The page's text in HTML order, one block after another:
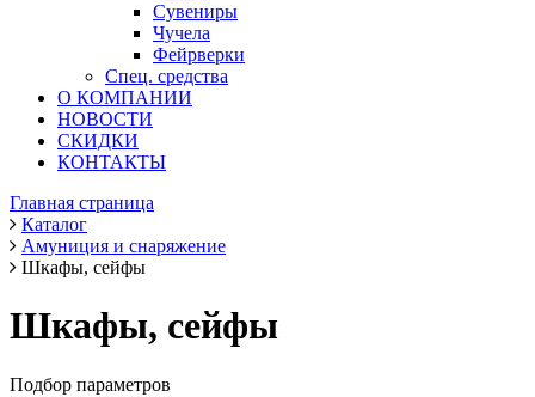
Сувениры
Чучела
Фейрверки
Спец. средства
О КОМПАНИИ
НОВОСТИ
СКИДКИ
КОНТАКТЫ
Главная страница
Каталог
Амуниция и снаряжение
Шкафы, сейфы
Шкафы, сейфы
Подбор параметров